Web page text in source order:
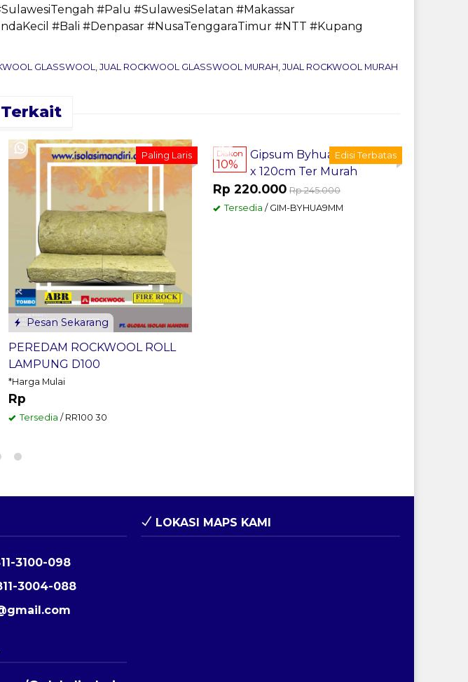
#Palu #SulawesiSelatan #Makassar
#Bali #Denpasar #NusaTenggaraTimur #NTT #Kupang
GLASSWOOL JUAL ROCKWOOL GLASSWOOL MURAH JUAL ROCKWOOL MURAH
Pesan Sekarang
Paling Laris
PEREDAM ROCKWOOL ROLL
LAMPUNG D100
*Harga Mulai
Rp
Tersedia / RR100 30
Edisi Terbatas
Diskon
10%
Gipsum Byhua 9mm x 60
x 120cm Ter Murah
Rp 220.000 Rp 245.000
Tersedia / GIM-BYHUA9MM
3100-098
3004-088
LOKASI MAPS KAMI